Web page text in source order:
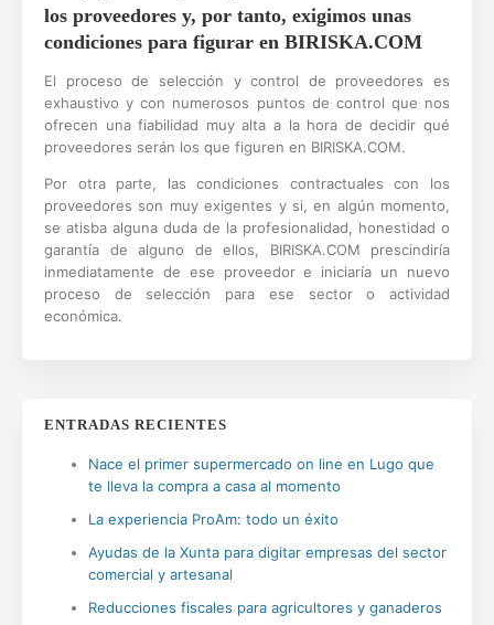
los proveedores y, por tanto, exigimos unas
condiciones para figurar en BIRISKA.COM
El proceso de selección y control de proveedores es
exhaustivo y con numerosos puntos de control que nos
ofrecen una fiabilidad muy alta a la hora de decidir qué
proveedores serán los que figuren en BIRISKA.COM.
Por otra parte, las condiciones contractuales con los
proveedores son muy exigentes y si, en algún momento,
se atisba alguna duda de la profesionalidad, honestidad o
garantía de alguno de ellos, BIRISKA.COM prescindiría
inmediatamente de ese proveedor e iniciaría un nuevo
proceso de selección para ese sector o actividad
económica.
ENTRADAS RECIENTES
Nace el primer supermercado on line en Lugo que
te lleva la compra a casa al momento
La experiencia ProAm: todo un éxito
Ayudas de la Xunta para digitar empresas del sector
comercial y artesanal
Reducciones fiscales para agricultores y ganaderos